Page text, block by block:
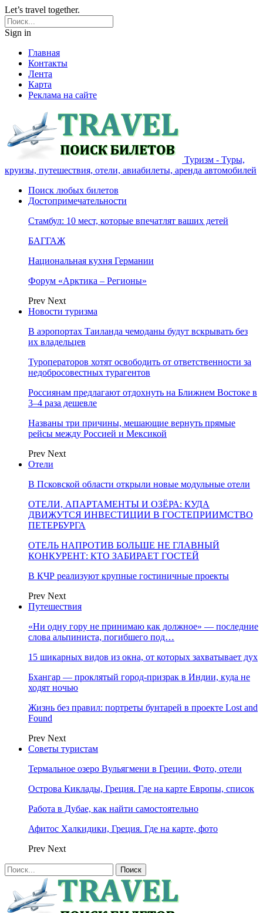
Let’s travel together.
Sign in
Главная
Контакты
Лента
Карта
Реклама на сайте
Туризм - Туры,
круизы, путешествия, отели, авиабилеты, аренда автомобилей
Поиск любых билетов
Достопримечательности
Стамбул: 10 мест, которые впечатлят ваших детей
БАГГАЖ
Национальная кухня Германии
Форум «Арктика – Регионы»
Prev Next
Новости туризма
В аэропортах Таиланда чемоданы будут вскрывать без
их владельцев
Туроператоров хотят освободить от ответственности за
недобросовестных турагентов
Россиянам предлагают отдохнуть на Ближнем Востоке в
3–4 раза дешевле
Названы три причины, мешающие вернуть прямые
рейсы между Россией и Мексикой
Prev Next
Отели
В Псковской области открыли новые модульные отели
ОТЕЛИ, АПАРТАМЕНТЫ И ОЗЁРА: КУДА
ДВИЖУТСЯ ИНВЕСТИЦИИ В ГОСТЕПРИИМСТВО
ПЕТЕРБУРГА
ОТЕЛЬ НАПРОТИВ БОЛЬШЕ НЕ ГЛАВНЫЙ
КОНКУРЕНТ: КТО ЗАБИРАЕТ ГОСТЕЙ
В КЧР реализуют крупные гостиничные проекты
Prev Next
Путешествия
«Ни одну гору не принимаю как должное» — последние
слова альпиниста, погибшего под…
15 шикарных видов из окна, от которых захватывает дух
Бхангар — проклятый город-призрак в Индии, куда не
ходят ночью
Жизнь без правил: портреты бунтарей в проекте Lost and
Found
Prev Next
Советы туристам
Термальное озеро Вульягмени в Греции. Фото, отели
Острова Киклады, Греция. Где на карте Европы, список
Работа в Дубае, как найти самостоятельно
Афитос Халкидики, Греция. Где на карте, фото
Prev Next